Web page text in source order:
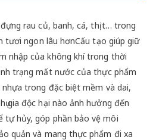
đựng rau củ, banh, cá, thịt… trong
tươi ngon lâu hơnCấu tạo giúp giữ
nhập của không khí trong thời
trạng mất nước của thực phẩm
trong đặc biệt mềm và dai,
gia độc hại nào ảnh hưởng đến
tự hủy, góp phần bảo vệ môi
quản và mang thực phẩm đi xa